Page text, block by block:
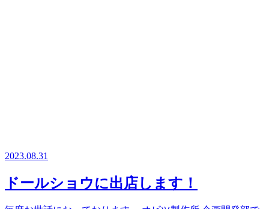
2023.08.31
ドールショウに出店します！